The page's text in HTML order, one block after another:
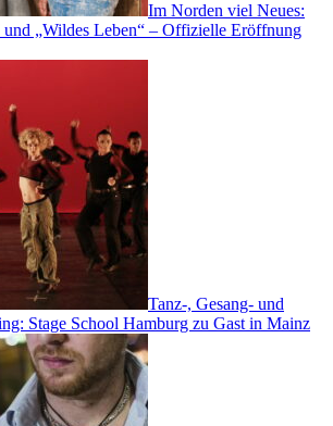
Im Norden viel Neues:
und „Wildes Leben“ – Offizielle Eröffnung
Tanz-, Gesang- und
Stage School Hamburg zu Gast in Mainz